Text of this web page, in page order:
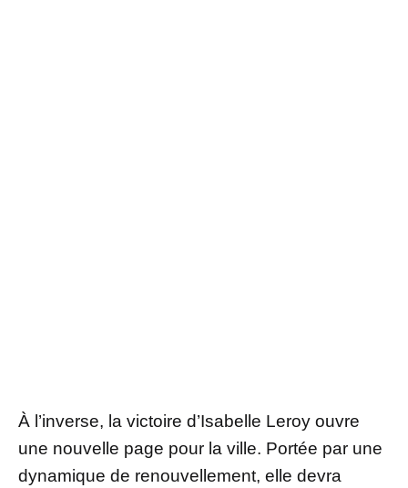
À l’inverse, la victoire d’Isabelle Leroy ouvre
une nouvelle page pour la ville. Portée par une
dynamique de renouvellement, elle devra